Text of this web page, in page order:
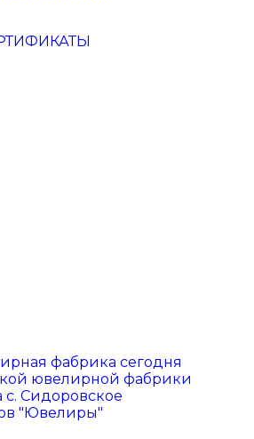
фабрика сегодня
ювелирной фабрики
Сидоровское
"Ювелиры"